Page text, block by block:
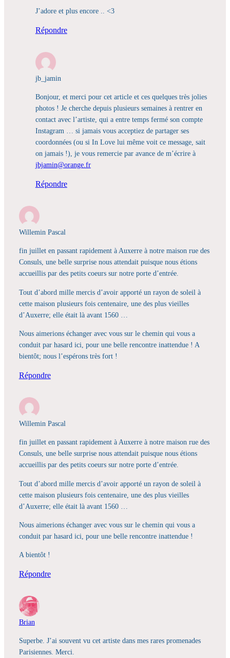
J’adore et plus encore .. <3
Répondre
jb_jamin
Bonjour, et merci pour cet article et ces quelques très jolies
photos ! Je cherche depuis plusieurs semaines à rentrer en
contact avec l’artiste, qui a entre temps fermé son compte
Instagram … si jamais vous acceptiez de partager ses
coordonnées (ou si In Love lui même voit ce message, sait
on jamais !), je vous remercie par avance de m’écrire à
jbjamin@orange.fr
Répondre
Willemin Pascal
fin juillet en passant rapidement à Auxerre à notre maison rue des
Consuls, une belle surprise nous attendait puisque nous étions
accueillis par des petits coeurs sur notre porte d’entrée.
Tout d’abord mille mercis d’avoir apporté un rayon de soleil à
cette maison plusieurs fois centenaire, une des plus vieilles
d’Auxerre; elle était là avant 1560 …
Nous aimerions échanger avec vous sur le chemin qui vous a
conduit par hasard ici, pour une belle rencontre inattendue ! A
bientôt; nous l’espérons très fort !
Répondre
Willemin Pascal
fin juillet en passant rapidement à Auxerre à notre maison rue des
Consuls, une belle surprise nous attendait puisque nous étions
accueillis par des petits coeurs sur notre porte d’entrée.
Tout d’abord mille mercis d’avoir apporté un rayon de soleil à
cette maison plusieurs fois centenaire, une des plus vieilles
d’Auxerre; elle était là avant 1560 …
Nous aimerions échanger avec vous sur le chemin qui vous a
conduit par hasard ici, pour une belle rencontre inattendue !
A bientôt !
Répondre
Brian
Superbe. J’ai souvent vu cet artiste dans mes rares promenades
Parisiennes. Merci.